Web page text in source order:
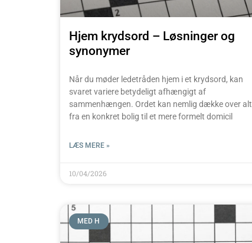
Hjem krydsord – Løsninger og
synonymer
Når du møder ledetråden hjem i et krydsord, kan
svaret variere betydeligt afhængigt af
sammenhængen. Ordet kan nemlig dække over alt
fra en konkret bolig til et mere formelt domicil
LÆS MERE »
10/04/2026
MED H